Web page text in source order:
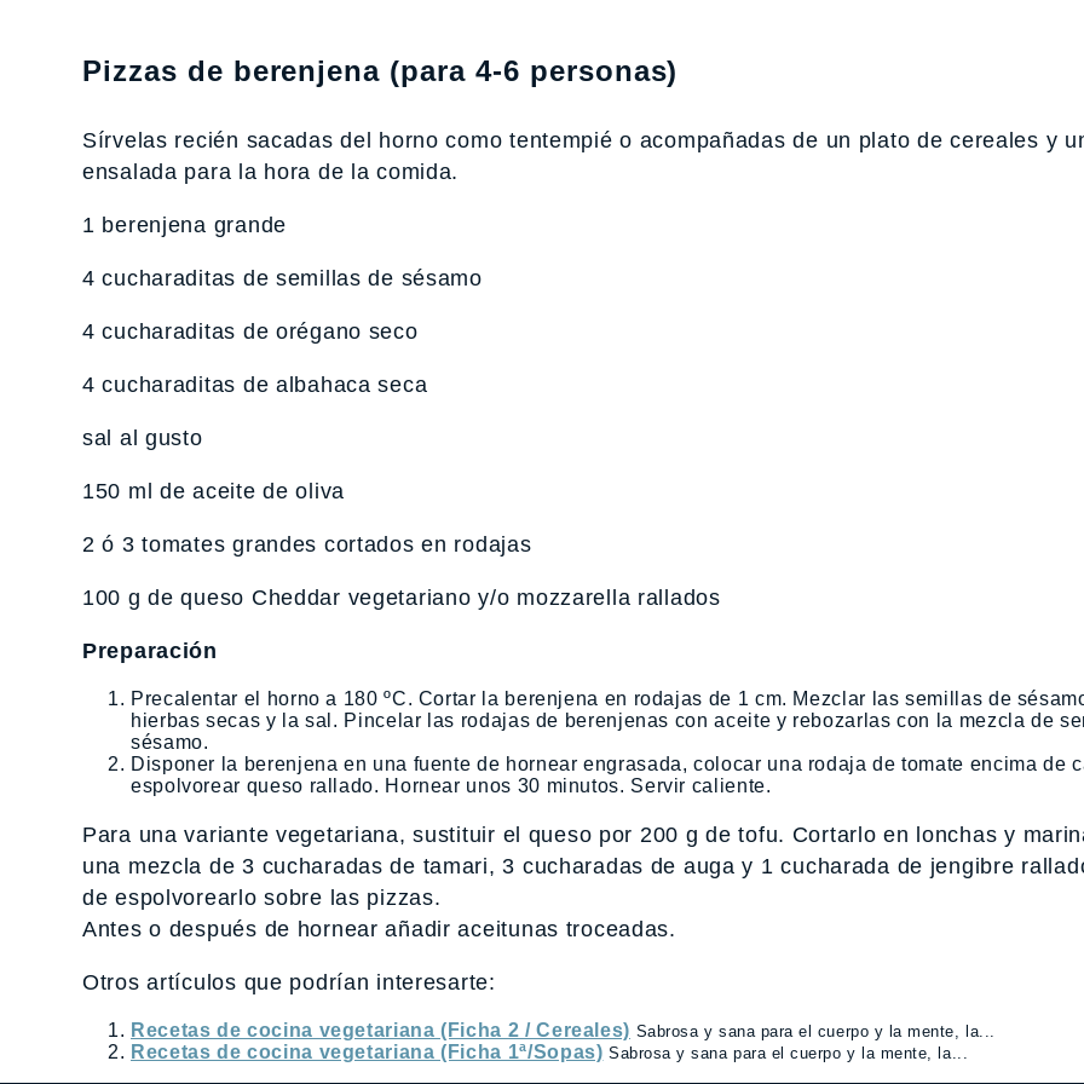
Pizzas de berenjena (para 4-6 personas)
Sírvelas recién sacadas del horno como tentempié o acompañadas de un plato de cereales y
ensalada para la hora de la comida.
1 berenjena grande
4 cucharaditas de semillas de sésamo
4 cucharaditas de orégano seco
4 cucharaditas de albahaca seca
sal al gusto
150 ml de aceite de oliva
2 ó 3 tomates grandes cortados en rodajas
100 g de queso Cheddar vegetariano y/o mozzarella rallados
Preparación
Precalentar el horno a 180 ºC. Cortar la berenjena en rodajas de 1 cm. Mezclar las semillas de
hierbas secas y la sal. Pincelar las rodajas de berenjenas con aceite y rebozarlas con la mezcla de
sésamo.
Disponer la berenjena en una fuente de hornear engrasada, colocar una rodaja de tomate encima de
espolvorear queso rallado. Hornear unos 30 minutos. Servir caliente.
Para una variante vegetariana, sustituir el queso por 200 g de tofu. Cortarlo en lonchas y
una mezcla de 3 cucharadas de tamari, 3 cucharadas de auga y 1 cucharada de jengibre
de espolvorearlo sobre las pizzas.
Antes o después de hornear añadir aceitunas troceadas.
Otros artículos que podrían interesarte:
Recetas de cocina vegetariana (Ficha 2 / Cereales) Sabrosa y sana para el cuerpo y la mente, la...
Recetas de cocina vegetariana (Ficha 1ª/Sopas) Sabrosa y sana para el cuerpo y la mente, la...